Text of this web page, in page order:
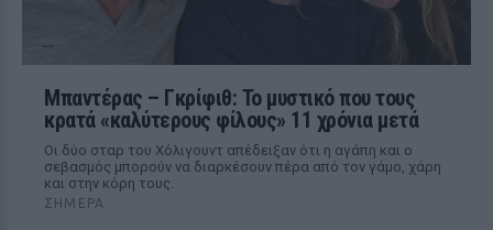
Μπαντέρας – Γκρίφιθ: Το μυστικό που τους
κρατά «καλύτερους φίλους» 11 χρόνια μετά
Οι δύο σταρ του Χόλιγουντ απέδειξαν ότι η αγάπη και ο
σεβασμός μπορούν να διαρκέσουν πέρα από τον γάμο, χάρη
και στην κόρη τους.
ΣΉΜΕΡΑ